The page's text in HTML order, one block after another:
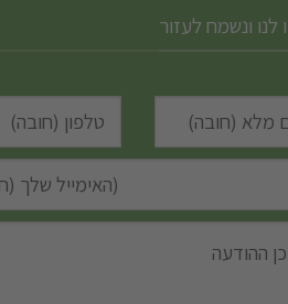
לנו ונשמח לעזור